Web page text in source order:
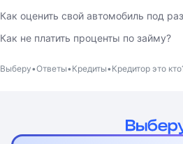
Как оценить свой автомобиль под
Как не платить проценты по займу?
Выберу Ответы Кредиты Кредитор это